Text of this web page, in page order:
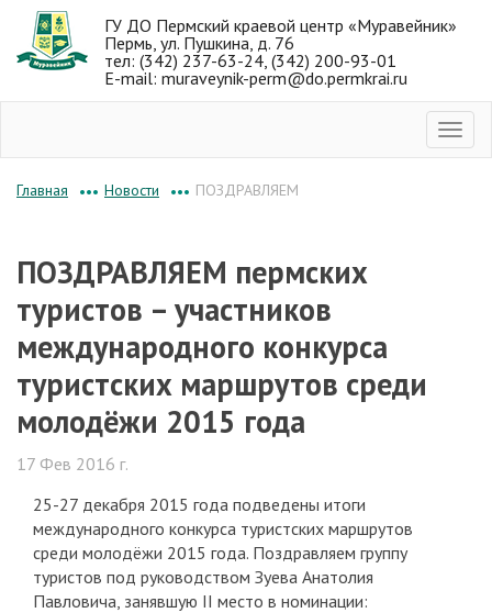
ГУ ДО Пермский краевой центр «Муравейник»
Пермь, ул. Пушкина, д. 76
тел: (342) 237-63-24, (342) 200-93-01
E-mail: muraveynik-perm@do.permkrai.ru
Главная ••• Новости ••• ПОЗДРАВЛЯЕМ
ПОЗДРАВЛЯЕМ пермских
туристов – участников
международного конкурса
туристских маршрутов среди
молодёжи 2015 года
17 Фев 2016 г.
25-27 декабря 2015 года подведены итоги
международного конкурса туристских маршрутов
среди молодёжи 2015 года. Поздравляем группу
туристов под руководством Зуева Анатолия
Павловича, занявшую II место в номинации: